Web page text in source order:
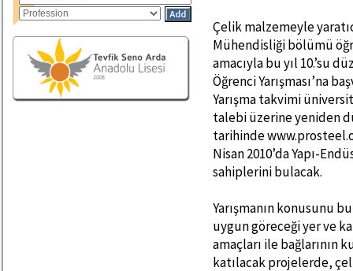
Çelik malzemeyle
Mühendisliği bölümü
amacıyla bu yıl 10.’su
Öğrenci Yarışması’na
Yarışma takvimi
talebi üzerine yeniden
tarihinde
Nisan 2010’da Yapı-
sahiplerini bulacak.
Yarışmanın konusunu
uygun göreceği yer ve
amaçları ile bağlarının
katılacak projelerde,